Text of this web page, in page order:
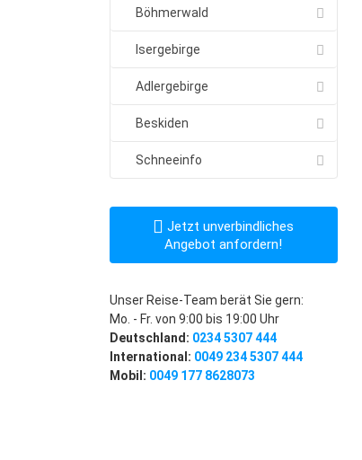
Böhmerwald
Isergebirge
Adlergebirge
Beskiden
Schneeinfo
Jetzt unverbindliches
Angebot anfordern!
Unser Reise-Team berät Sie gern:
Mo. - Fr. von 9:00 bis 19:00 Uhr
Deutschland: 0234 5307 444
International: 0049 234 5307 444
Mobil: 0049 177 8628073